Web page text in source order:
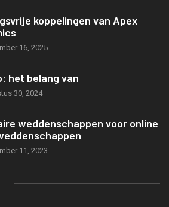
koppelingen van Apex
16, 2025
het belang van
30, 2024
weddenschappen voor online
11, 2023